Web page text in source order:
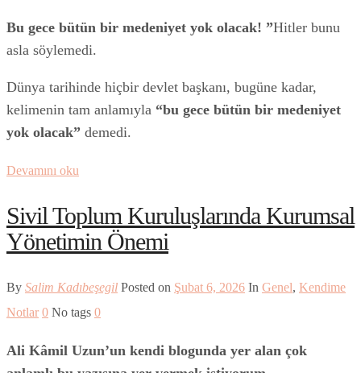
Bu gece bütün bir medeniyet yok olacak! ”Hitler bunu
asla söylemedi.
Dünya tarihinde hiçbir devlet başkanı, bugüne kadar,
kelimenin tam anlamıyla “bu gece bütün bir medeniyet
yok olacak” demedi.
Devamını oku
Sivil Toplum Kuruluşlarında Kurumsal
Yönetimin Önemi
By Salim Kadıbeşegil Posted on Şubat 6, 2026 In Genel, Kendime
Notlar 0 No tags 0
Ali Kâmil Uzun’un kendi blogunda yer alan çok